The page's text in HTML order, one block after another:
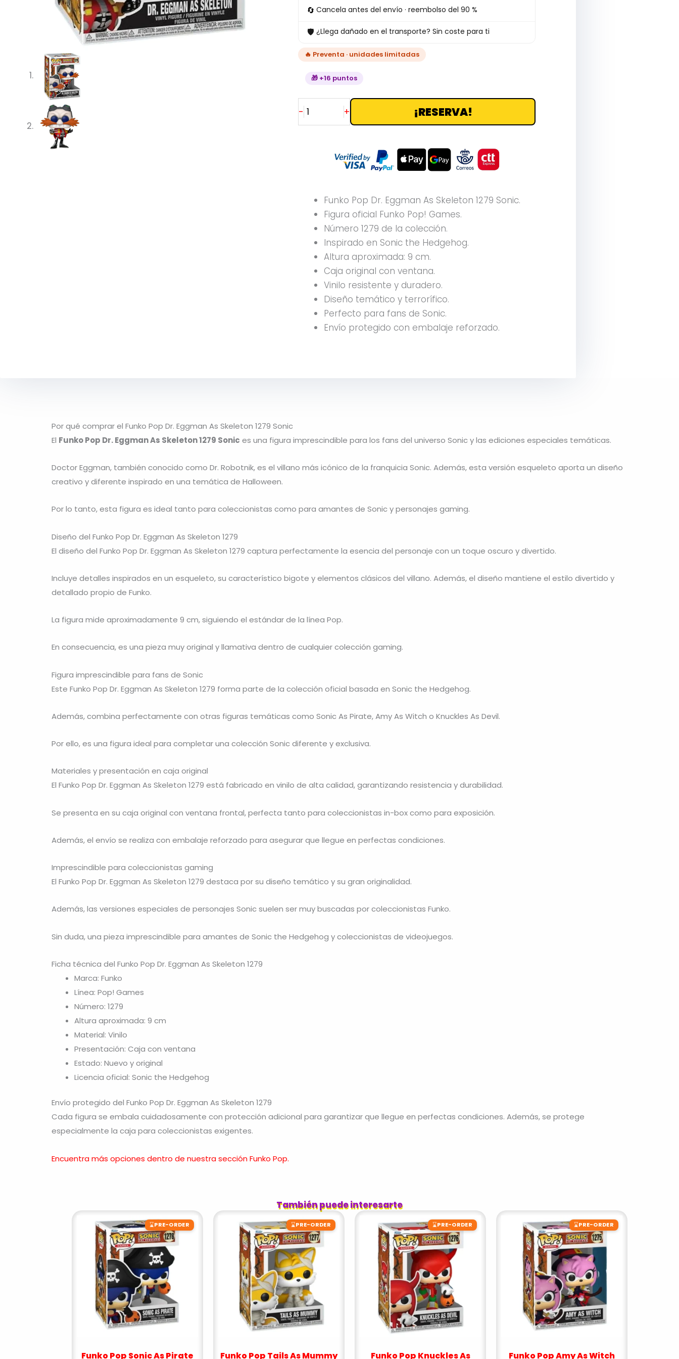
🔄 Cancela antes del envío · reembolso del 90 %
🛡 ¿Llega dañado en el transporte? Sin coste para ti
🔥 Preventa · unidades limitadas
🎁 +16 puntos
-
1279
cantidad
+ ¡RESERVA!
Funko Pop Dr. Eggman As Skeleton 1279 Sonic.
Figura oficial Funko Pop! Games.
Número 1279 de la colección.
Inspirado en Sonic the Hedgehog.
Altura aproximada: 9 cm.
Caja original con ventana.
Vinilo resistente y duradero.
Diseño temático y terrorífico.
Perfecto para fans de Sonic.
Envío protegido con embalaje reforzado.
Por qué comprar el Funko Pop Dr. Eggman As Skeleton 1279 Sonic
El Funko Pop Dr. Eggman As Skeleton 1279 Sonic es una figura imprescindible para los fans del universo Sonic y las ediciones especiales temáticas.
Doctor Eggman, también conocido como Dr. Robotnik, es el villano más icónico de la franquicia Sonic. Además, esta versión esqueleto aporta un diseño
creativo y diferente inspirado en una temática de Halloween.
Por lo tanto, esta figura es ideal tanto para coleccionistas como para amantes de Sonic y personajes gaming.
Diseño del Funko Pop Dr. Eggman As Skeleton 1279
El diseño del Funko Pop Dr. Eggman As Skeleton 1279 captura perfectamente la esencia del personaje con un toque oscuro y divertido.
Incluye detalles inspirados en un esqueleto, su característico bigote y elementos clásicos del villano. Además, el diseño mantiene el estilo divertido y
detallado propio de Funko.
La figura mide aproximadamente 9 cm, siguiendo el estándar de la línea Pop.
En consecuencia, es una pieza muy original y llamativa dentro de cualquier colección gaming.
Figura imprescindible para fans de Sonic
Este Funko Pop Dr. Eggman As Skeleton 1279 forma parte de la colección oficial basada en Sonic the Hedgehog.
Además, combina perfectamente con otras figuras temáticas como Sonic As Pirate, Amy As Witch o Knuckles As Devil.
Por ello, es una figura ideal para completar una colección Sonic diferente y exclusiva.
Materiales y presentación en caja original
El Funko Pop Dr. Eggman As Skeleton 1279 está fabricado en vinilo de alta calidad, garantizando resistencia y durabilidad.
Se presenta en su caja original con ventana frontal, perfecta tanto para coleccionistas in-box como para exposición.
Además, el envío se realiza con embalaje reforzado para asegurar que llegue en perfectas condiciones.
Imprescindible para coleccionistas gaming
El Funko Pop Dr. Eggman As Skeleton 1279 destaca por su diseño temático y su gran originalidad.
Además, las versiones especiales de personajes Sonic suelen ser muy buscadas por coleccionistas Funko.
Sin duda, una pieza imprescindible para amantes de Sonic the Hedgehog y coleccionistas de videojuegos.
Ficha técnica del Funko Pop Dr. Eggman As Skeleton 1279
Marca: Funko
Línea: Pop! Games
Número: 1279
Altura aproximada: 9 cm
Material: Vinilo
Presentación: Caja con ventana
Estado: Nuevo y original
Licencia oficial: Sonic the Hedgehog
Envío protegido del Funko Pop Dr. Eggman As Skeleton 1279
Cada figura se embala cuidadosamente con protección adicional para garantizar que llegue en perfectas condiciones. Además, se protege
especialmente la caja para coleccionistas exigentes.
Encuentra más opciones dentro de nuestra sección Funko Pop.
También puede interesarte
⌛PRE-ORDER
Funko Pop Sonic As Pirate
⌛PRE-ORDER
Funko Pop Tails As Mummy
⌛PRE-ORDER
Funko Pop Knuckles As
⌛PRE-ORDER
Funko Pop Amy As Witch